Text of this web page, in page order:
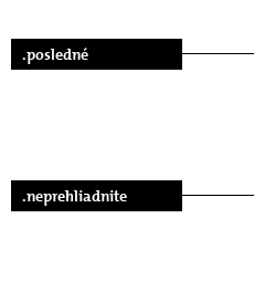
.posledné
.neprehliadnite